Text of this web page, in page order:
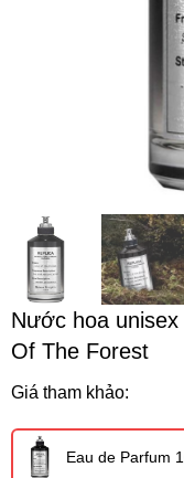
Nước hoa
Of The Forest
Giá tham khảo:
Eau de Parfum